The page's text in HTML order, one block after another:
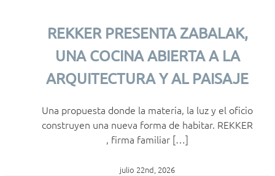
REKKER PRESENTA ZABALAK,
UNA COCINA ABIERTA A LA
ARQUITECTURA Y AL PAISAJE
Una propuesta donde la materia, la luz y el oficio
construyen una nueva forma de habitar. REKKER
, firma familiar […]
julio 22nd, 2026